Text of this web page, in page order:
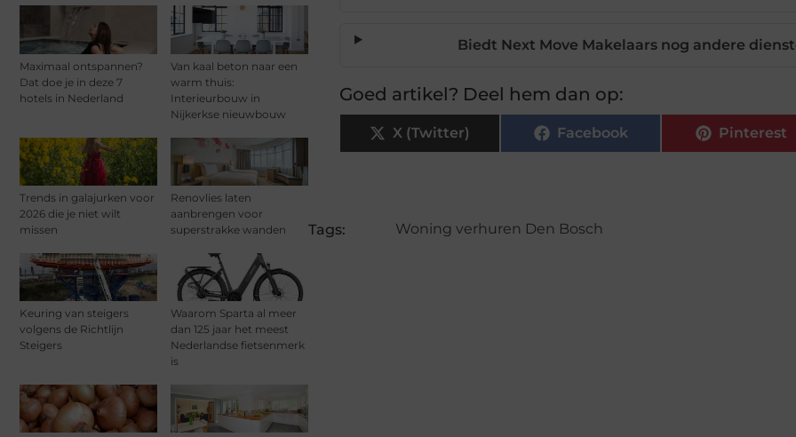
Maximaal ontspannen?
Dat doe je in deze 7
hotels in Nederland
Van kaal beton naar een
warm thuis:
Interieurbouw in
Nijkerkse nieuwbouw
Trends in galajurken voor
2026 die je niet wilt
missen
Renovlies laten
aanbrengen voor
superstrakke wanden
Keuring van steigers
volgens de Richtlijn
Steigers
Waarom Sparta al meer
dan 125 jaar het meest
Nederlandse fietsenmerk
is
Biedt Next Move Makelaars nog andere
Goed artikel? Deel hem dan op:
X (Twitter) Facebook Pinterest
Tags: Woning verhuren Den Bosch